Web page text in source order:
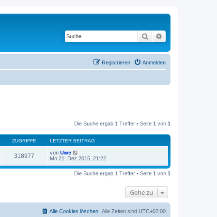
Suche
Anmelden
Registrieren
Die Suche ergab 1 Treffer • Seite 1 von 1
ZUGRIFFE LETZTER BEITRAG
318977 von Uwe
Mo 21. Dez 2015, 21:22
Die Suche ergab 1 Treffer • Seite 1 von 1
Gehe zu
Alle Zeiten sind UTC+02:00
Alle Cookies löschen